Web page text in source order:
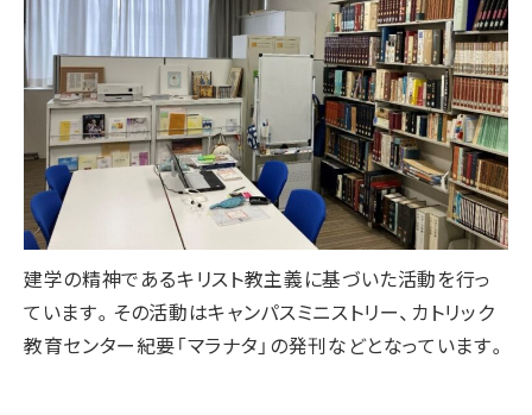
建学の精神であるキリスト教主義に基づいた活動を行っ
ています。その活動はキャンパスミニストリー、カトリック
教育センター紀要「マラナタ」の発刊などとなっています。